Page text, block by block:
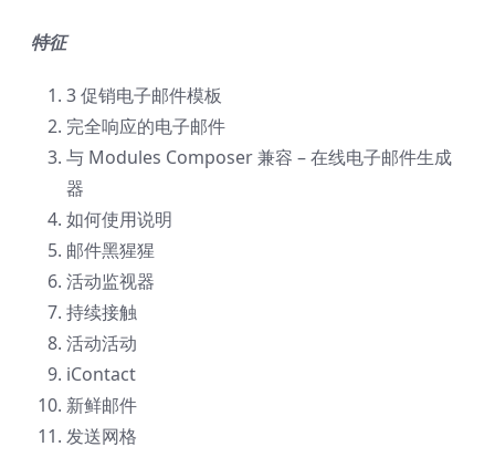
特征
3 促销电子邮件模板
完全响应的电子邮件
与 Modules Composer 兼容 – 在线电子邮件生成
器
如何使用说明
邮件黑猩猩
活动监视器
持续接触
活动活动
iContact
新鲜邮件
发送网格